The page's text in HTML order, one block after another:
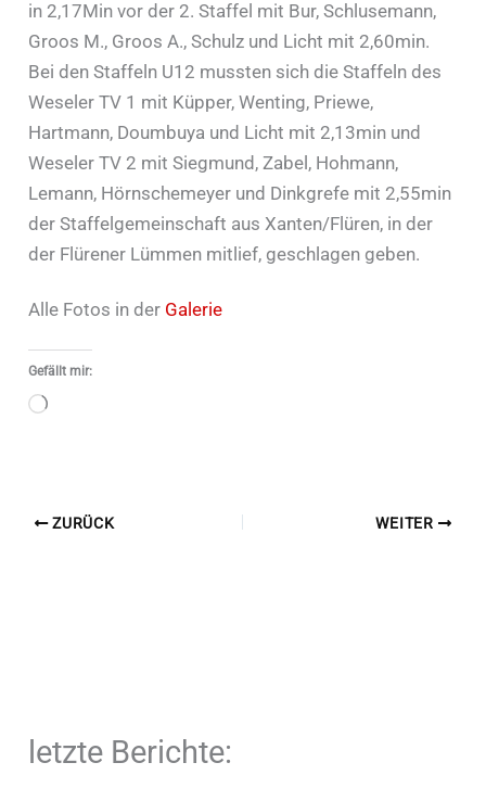
letzte Berichte:
in 2,17Min vor der 2. Staffel mit Bur, Schlusemann,
Groos M., Groos A., Schulz und Licht mit 2,60min.
Bei den Staffeln U12 mussten sich die Staffeln des
Weseler TV 1 mit Küpper, Wenting, Priewe,
Hartmann, Doumbuya und Licht mit 2,13min und
Weseler TV 2 mit Siegmund, Zabel, Hohmann,
Lemann, Hörnschemeyer und Dinkgrefe mit 2,55min
der Staffelgemeinschaft aus Xanten/Flüren, in der
der Flürener Lümmen mitlief, geschlagen geben.
Alle Fotos in der Galerie
Gefällt mir:
Wird
ZURÜCK WEITER